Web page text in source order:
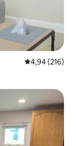
Vlerësimi
4,94 (216)